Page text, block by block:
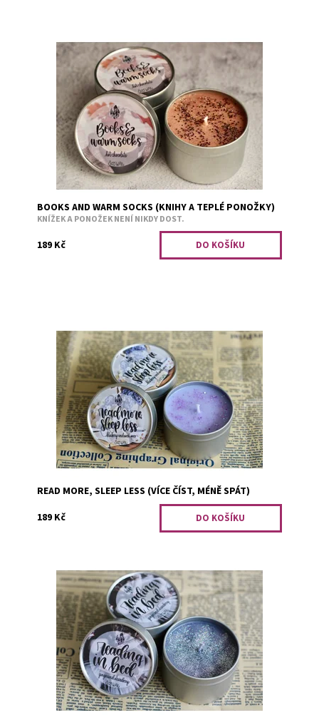
Horká čokoláda.
Dostupnost:
Skladem 1
2410
BOOKS AND WARM SOCKS (KNIHY A TEPLÉ PONOŽKY)
KNÍŽEK A PONOŽEK NENÍ NIKDY DOST.
189 Kč
Vůně borůvek a sladkého koření.
Dostupnost:
Předobjednávka
1590
READ MORE, SLEEP LESS (VÍCE ČÍST, MÉNĚ SPÁT)
189 Kč
Vůně zázvoru a sladkých jahod.
Dostupnost:
Skladem 1
Kód:
1587